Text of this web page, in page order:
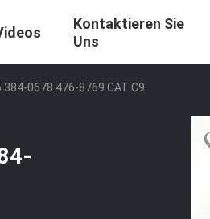
Kontaktieren Sie
Uns
0678 476-8769 CAT C9